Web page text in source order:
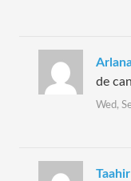
de
Wed,